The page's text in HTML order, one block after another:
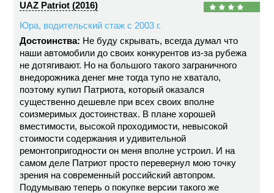
UAZ Patriot (2016)
Юра, водительский стаж с 2003 г.
Достоинства: Не буду скрывать, всегда думал что
наши автомобили до своих конкурентов из-за рубежа
не дотягивают. Но на большого такого заграничного
внедорожника денег мне тогда тупо не хватало,
поэтому купил Патриота, который оказался
существенно дешевле при всех своих вполне
соизмеримых достоинствах. В плане хорошей
вместимости, высокой проходимости, невысокой
стоимости содержания и удивительной
ремонтопригодности он меня вполне устроил. И на
самом деле Патриот просто перевернул мою точку
зрения на современный российский автопром.
Подумываю теперь о покупке версии такого же